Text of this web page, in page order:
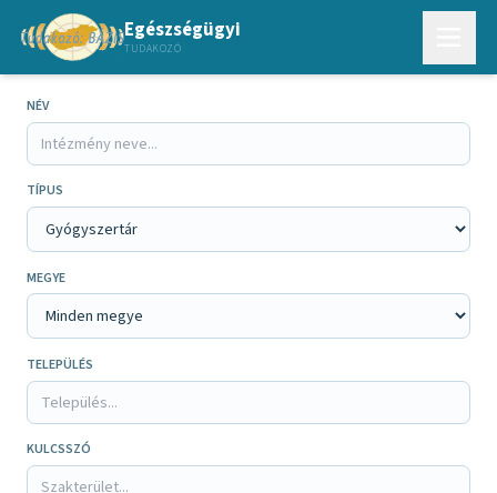
Egészségügyi
TUDAKOZÓ
NÉV
TÍPUS
MEGYE
TELEPÜLÉS
KULCSSZÓ